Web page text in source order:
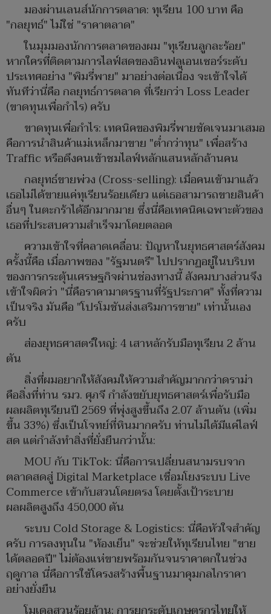
มองผ่านเลนส์นักการตลาด: ทุเรียน 100 บาท คือ
"กลยุทธ์" ไม่ใช่ "ราคาตลาด"
​ในมุมมองนักการตลาดของผม "ทุเรียนลูกละร้อย"
หากใครที่ติดตามการไลฟ์สดของอินฟลูเอนเซอร์ระดับ
ประเทศอย่าง "พิมรี่พาย" มาอย่างต่อเนื่อง จะเข้าใจได้
ทันทีว่านี่คือ กลยุทธ์การตลาด ที่เรียกว่า Loss Leader
(ขาดทุนเพื่อกำไร) ครับ
ขาดทุนเพื่อกำไร: เทคนิคของพิมรี่พายชัดเจนมาเสมอ
คือการนำสินค้าแม่เหล็กมาขาย "ต่ำกว่าทุน" เพื่อสร้าง
Traffic หรือดึงคนเข้าชมไลฟ์หลักแสนหลักล้านคน
กลยุทธ์ขายพ่วง (Cross-selling): เมื่อคนเข้ามาแล้ว
เธอไม่ได้ขายแค่ทุเรียนร้อยเดียว แต่เธอสามารถขายสินค้า
อื่นๆ ในตะกร้าได้อีกมากมาย ซึ่งนี่คือเทคนิคเฉพาะตัวของ
เธอที่ประสบความสำเร็จมาโดยตลอด
​ความเข้าใจที่คลาดเคลื่อน: ปัญหาในยุทธศาสตร์สังคม
ครั้งนี้คือ เมื่อภาพของ "รัฐมนตรี" ไปปรากฏอยู่ในบริบท
ของการกระตุ้นเศรษฐกิจผ่านช่องทางนี้ สังคมบางส่วนจึง
เข้าใจผิดว่า "นี่คือราคามาตรฐานที่รัฐประกาศ" ทั้งที่ความ
เป็นจริง มันคือ "โปรโมชันส่งเสริมการขาย" เท่านั้นเอง
ครับ
ส่องยุทธศาสตร์ใหญ่: 4 เสาหลักรับมือทุเรียน 2 ล้าน
ตัน
สิ่งที่ผมอยากให้สังคมให้ความสำคัญมากกว่าดราม่า
คือสิ่งที่ท่าน รมว. ศุภจี กำลังขยับยุทธศาสตร์เพื่อรับมือ
ผลผลิตทุเรียนปี 2569 ที่พุ่งสูงขึ้นถึง 2.07 ล้านตัน (เพิ่ม
ขึ้น 33%) ซึ่งเป็นโจทย์ที่หินมากครับ ท่านไม่ได้มีแค่ไลฟ์
สด แต่กำลังทำสิ่งที่ยั่งยืนกว่านั้น:
MOU กับ TikTok: นี่คือการเปลี่ยนสนามรบจาก
ตลาดสดสู่ Digital Marketplace เชื่อมโยงระบบ Live
Commerce เข้ากับสวนโดยตรง โดยตั้งเป้าระบาย
ผลผลิตสูงถึง 450,000 ตัน
ระบบ Cold Storage & Logistics: นี่คือหัวใจสำคัญ
ครับ การลงทุนใน "ห้องเย็น" จะช่วยให้ทุเรียนไทย "ขาย
ได้ตลอดปี" ไม่ต้องแห่ขายพร้อมกันจนราคาตกในช่วง
ฤดูกาล นี่คือการใช้โครงสร้างพื้นฐานมาคุมกลไกราคา
อย่างยั่งยืน